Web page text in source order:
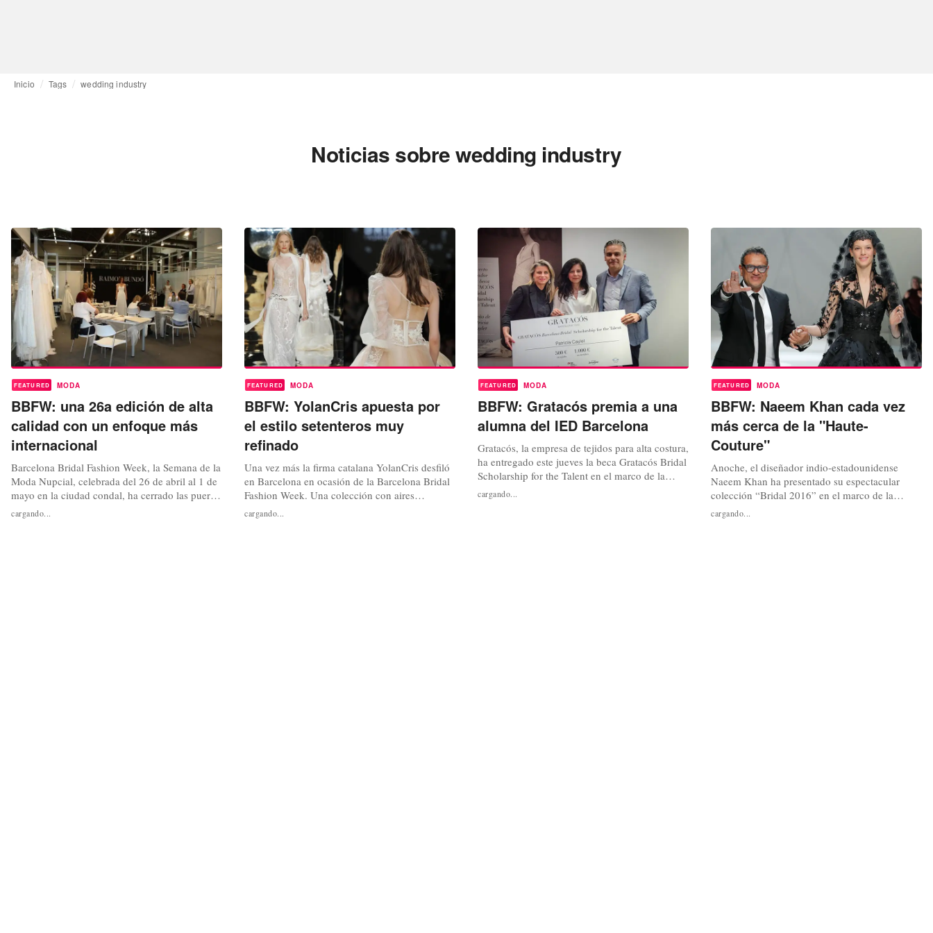
Inicio Tags wedding industry
Noticias sobre wedding industry
FEATURED MODA
BBFW: una 26a edición de alta
calidad con un enfoque más
internacional
Barcelona Bridal Fashion Week, la Semana de la
Moda Nupcial, celebrada del 26 de abril al 1 de
mayo en la ciudad condal, ha cerrado las puertas
de su 26 edición que se caracteriza como la más
internacional de su trayectoria. Gracias a la
cargando...
FEATURED MODA
BBFW: YolanCris apuesta por
el estilo setenteros muy
refinado
Una vez más la firma catalana YolanCris desfiló
en Barcelona en ocasión de la Barcelona Bridal
Fashion Week. Una colección con aires
setenteros daba el paso a una novia a la vez
moderna y bohemia. En esta apuesta elegante y
cargando...
FEATURED MODA
BBFW: Gratacós premia a una
alumna del IED Barcelona
Gratacós, la empresa de tejidos para alta costura,
ha entregado este jueves la beca Gratacós Bridal
Scholarship for the Talent en el marco de la
Barcelona Bridal Fashion Week. Este
reconocimiento premia el proyecto más
cargando...
FEATURED MODA
BBFW: Naeem Khan cada vez
más cerca de la "Haute-
Couture"
Anoche, el diseñador indio-estadounidense
Naeem Khan ha presentado su espectacular
colección “Bridal 2016” en el marco de la
Barcelona Bridal Fashion Week (BBFW). El
diseñador, nacido en Mumbai (India) y afincado
cargando...